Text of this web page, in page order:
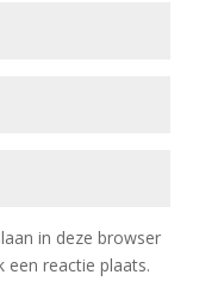
in deze browser
een reactie plaats.